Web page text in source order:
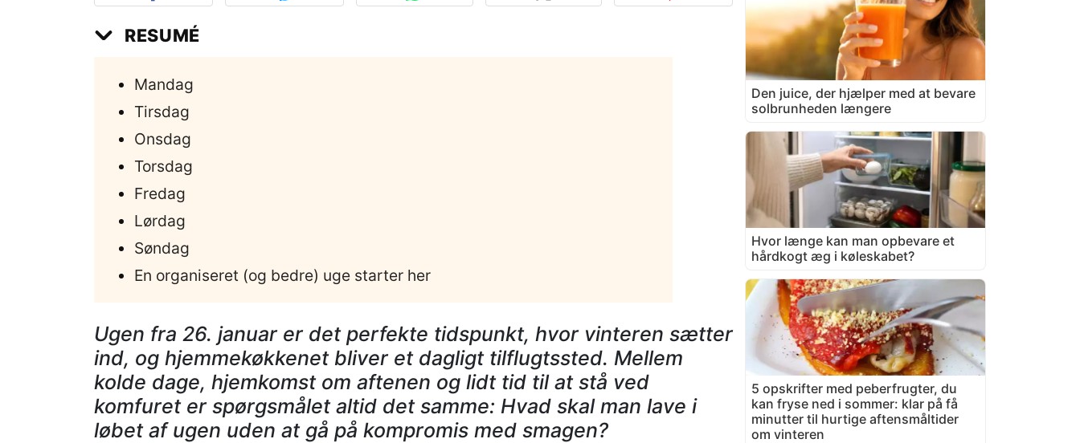
RESUMÉ
Mandag
Tirsdag
Onsdag
Torsdag
Fredag
Lørdag
Søndag
En organiseret (og bedre) uge starter her
Ugen fra 26. januar er det perfekte tidspunkt, hvor vinteren sætter
ind, og hjemmekøkkenet bliver et dagligt tilflugtssted. Mellem
kolde dage, hjemkomst om aftenen og lidt tid til at stå ved
komfuret er spørgsmålet altid det samme: Hvad skal man lave i
løbet af ugen uden at gå på kompromis med smagen?
Den juice, der hjælper med at bevare
solbrunheden længere
Hvor længe kan man opbevare et
hårdkogt æg i køleskabet?
5 opskrifter med peberfrugter, du
kan fryse ned i sommer: klar på få
minutter til hurtige aftensmåltider
om vinteren